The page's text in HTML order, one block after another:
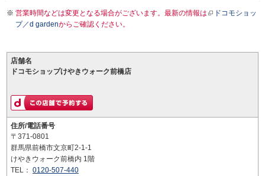
営業時間などは変更となる場合がございます。最新の情報は
ドコモショッ
プ／d gardenからご確認ください。
店舗名
ドコモショップけやきウォーク前橋店
住所/電話番号
〒371-0801
群馬県前橋市文京町2-1-1
けやきウォーク前橋内 1階
TEL： 0120-507-440